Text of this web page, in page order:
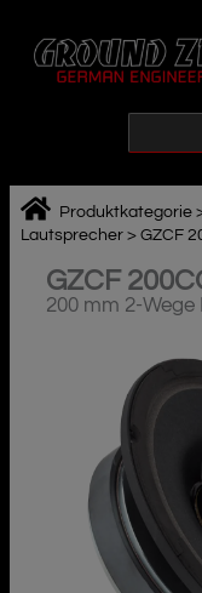
springen
Produktkategorie
Lautsprecher >GZCF
GZCF
200 mm 2-